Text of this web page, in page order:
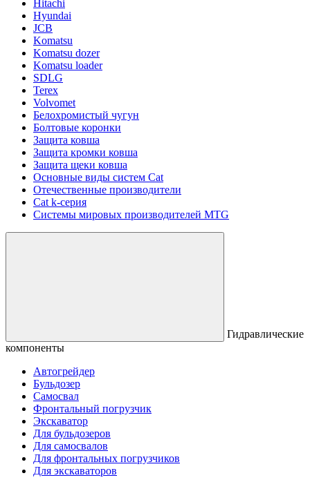
Hitachi
Hyundai
JCB
Komatsu
Komatsu dozer
Komatsu loader
SDLG
Terex
Volvomet
Белохромистый чугун
Болтовые коронки
Защита ковша
Защита кромки ковша
Защита щеки ковша
Основные виды систем Cat
Отечественные производители
Сat k-серия
Системы мировых производителей MTG
Гидравлические
компоненты
Автогрейдер
Бульдозер
Самосвал
Фронтальный погрузчик
Экскаватор
Для бульдозеров
Для самосвалов
Для фронтальных погрузчиков
Для экскаваторов